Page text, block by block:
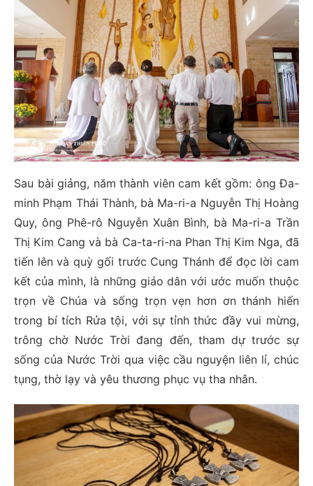
Sau bài giảng, năm thành viên cam kết gồm: ông Đa-
minh Phạm Thái Thành, bà Ma-ri-a Nguyễn Thị Hoàng
Quy, ông Phê-rô Nguyễn Xuân Bình, bà Ma-ri-a Trần
Thị Kim Cang và bà Ca-ta-ri-na Phan Thị Kim Nga, đã
tiến lên và quỳ gối trước Cung Thánh để đọc lời cam
kết của mình, là những giáo dân với ước muốn thuộc
trọn về Chúa và sống trọn vẹn hơn ơn thánh hiến
trong bí tích Rửa tội, với sự tỉnh thức đầy vui mừng,
trông chờ Nước Trời đang đến, tham dự trước sự
sống của Nước Trời qua việc cầu nguyện liên lỉ, chúc
tụng, thờ lạy và yêu thương phục vụ tha nhân.